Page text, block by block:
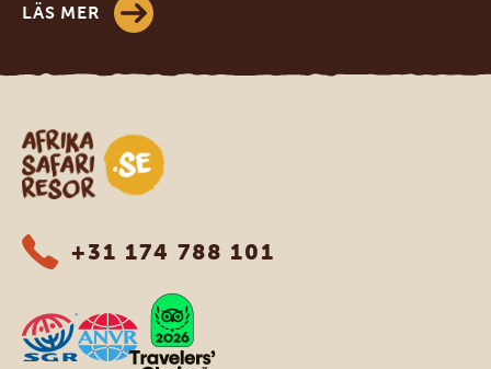
LÄS MER
Safari-resor i Afrika
+31 174 788 101